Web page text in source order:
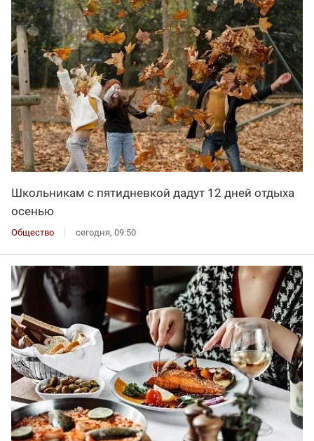
Школьникам с пятидневкой дадут 12 дней отдыха
осенью
Общество сегодня, 09:50